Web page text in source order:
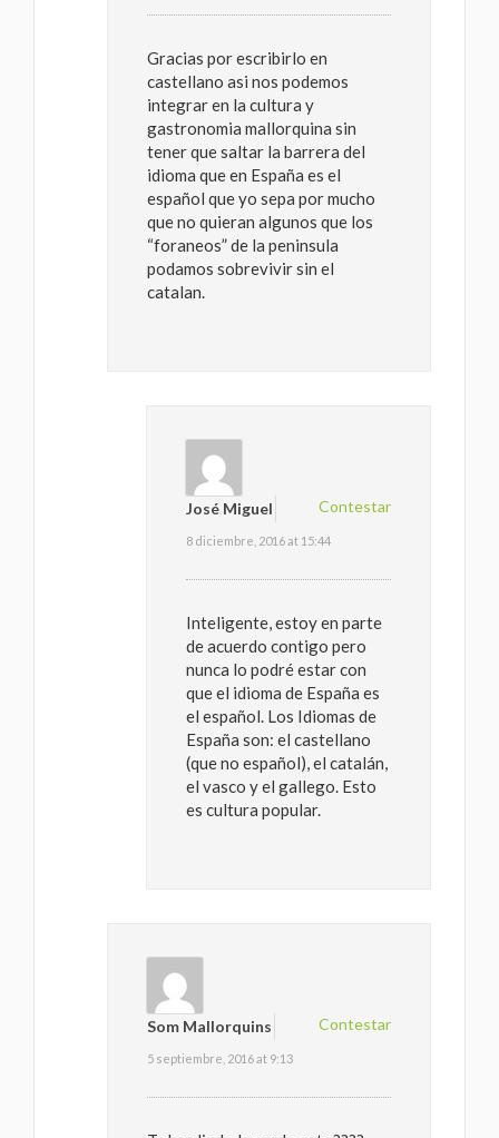
Gracias por escribirlo en
castellano asi nos podemos
integrar en la cultura y
gastronomia mallorquina sin
tener que saltar la barrera del
idioma que en España es el
español que yo sepa por mucho
que no quieran algunos que los
“foraneos” de la peninsula
podamos sobrevivir sin el
catalan.
Contestar
José Miguel
8 diciembre, 2016 at 15:44
Inteligente, estoy en parte
de acuerdo contigo pero
nunca lo podré estar con
que el idioma de España es
el español. Los Idiomas de
España son: el castellano
(que no español), el catalán,
el vasco y el gallego. Esto
es cultura popular.
Contestar
Som Mallorquins
5 septiembre, 2016 at 9:13